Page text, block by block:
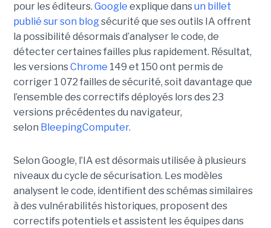
pour les éditeurs. Google explique dansun billet
publié sur son blogsécurité que ses outils IA offrent
la possibilité désormais d’analyser le code, de
détecter certaines failles plus rapidement. Résultat,
les versionsChrome 149 et 150 ont permis de
corriger 1 072 failles de sécurité, soit davantage que
l’ensemble des correctifs déployés lors des 23
versions précédentes du navigateur,
selon BleepingComputer.
Selon Google, l’IA est désormais utilisée à plusieurs
niveaux du cycle de sécurisation. Les modèles
analysent le code, identifient des schémas similaires
à des vulnérabilités historiques, proposent des
correctifs potentiels et assistent les équipes dans